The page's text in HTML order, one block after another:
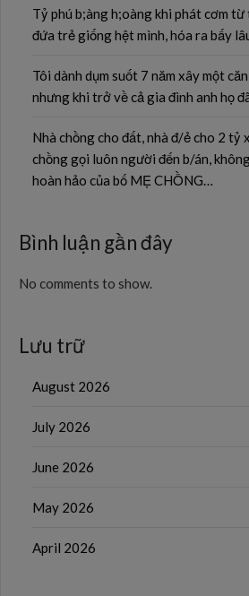
Tỷ phú b;àng h;oàng khi phát cơm
đứa trẻ giống hệt mình, hóa ra bấy
Tôi dành dụm suốt 7 năm xây một
nhưng khi trở về cả gia đình anh họ
Nhà chồng cho đất, nhà đ/ẻ cho 2 tỷ
chồng gọi luôn người đến b/án,
hoàn hảo của bố MẸ CHỒNG…
Bình luận gần đây
No comments to show.
Lưu trữ
August 2026
July 2026
June 2026
May 2026
April 2026